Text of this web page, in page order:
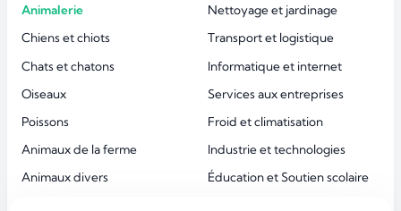
Animalerie
Chiens et chiots
Chats et chatons
Oiseaux
Poissons
Animaux de la ferme
Animaux divers
Nettoyage et jardinage
Transport et logistique
Informatique et internet
Services aux entreprises
Froid et climatisation
Industrie et technologies
Éducation et Soutien scolaire